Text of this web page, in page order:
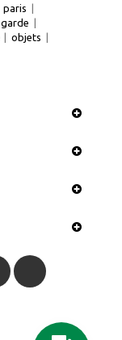
paris |
garde |
| objets |